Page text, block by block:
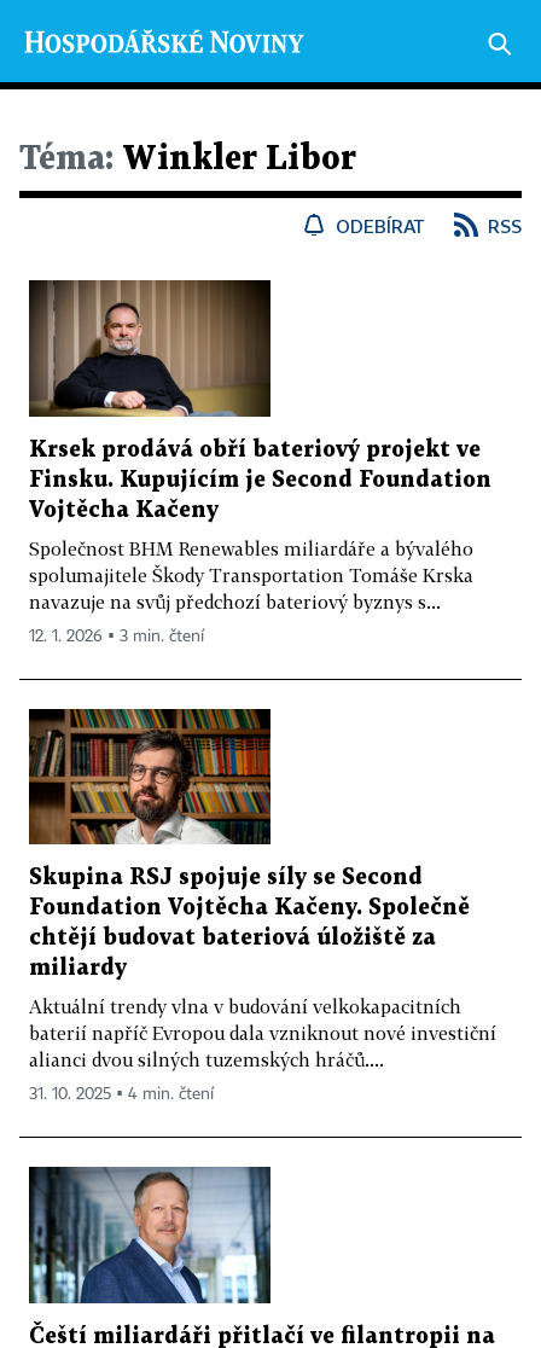
Téma: Winkler Libor
ODEBÍRAT RSS
Krsek prodává obří bateriový projekt ve
Finsku. Kupujícím je Second Foundation
Vojtěcha Kačeny
Společnost BHM Renewables miliardáře a bývalého
spolumajitele Škody Transportation Tomáše Krska
navazuje na svůj předchozí bateriový byznys s...
12. 1. 2026 ▪ 3 min. čtení
Skupina RSJ spojuje síly se Second
Foundation Vojtěcha Kačeny. Společně
chtějí budovat bateriová úložiště za
miliardy
Aktuální trendy vlna v budování velkokapacitních
baterií napříč Evropou dala vzniknout nové investiční
alianci dvou silných tuzemských hráčů....
31. 10. 2025 ▪ 4 min. čtení
Čeští miliardáři přitlačí ve filantropii na